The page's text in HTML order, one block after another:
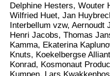
Delphine Hesters, Wouter
Wilfried Huet, Jan
Interbellum vzw, Aernoudt
Henri Jacobs, Thomas
Kamma, Ekaterina
Knuts, Koekelbergse
Konrad, Kosmonaut